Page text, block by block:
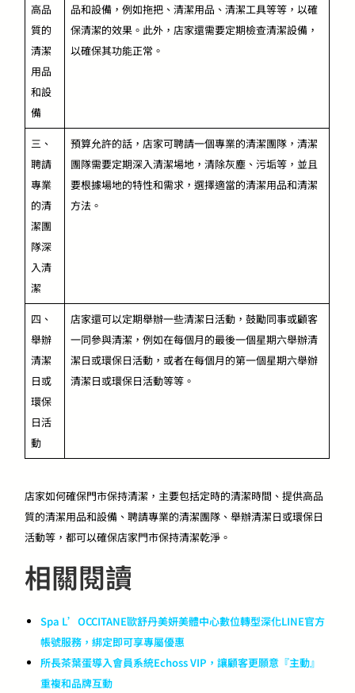
高品
質的
清潔
用品
和設
備
品和設備，例如拖把、清潔用品、清潔工具等等，以確
保清潔的效果。此外，店家還需要定期檢查清潔設備，
以確保其功能正常。
三、
聘請
專業
的清
潔團
隊深
入清
潔
預算允許的話，店家可聘請一個專業的清潔團隊，清潔
團隊需要定期深入清潔場地，清除灰塵、污垢等，並且
要根據場地的特性和需求，選擇適當的清潔用品和清潔
方法。
四、
舉辦
清潔
日或
環保
日活
動
店家還可以定期舉辦一些清潔日活動，鼓勵同事或顧客
一同參與清潔，例如在每個月的最後一個星期六舉辦清
潔日或環保日活動，或者在每個月的第一個星期六舉辦
清潔日或環保日活動等等。
店家如何確保門市保持清潔，主要包括定時的清潔時間、提供高品
質的清潔用品和設備、聘請專業的清潔團隊、舉辦清潔日或環保日
活動等，都可以確保店家門市保持清潔乾淨。
相關閱讀​​
Spa L’OCCITANE歐舒丹美妍美體中心數位轉型深化LINE官方
帳號服務，綁定即可享專屬優惠
所長茶葉蛋導入會員系統Echoss VIP，讓顧客更願意『主動』
重複和品牌互動